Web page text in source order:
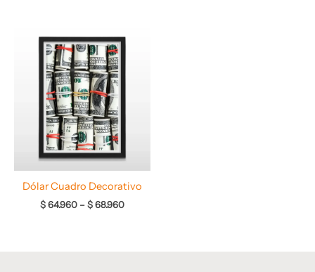
Dólar Cuadro Decorativo
$64.960 –$68.960
de